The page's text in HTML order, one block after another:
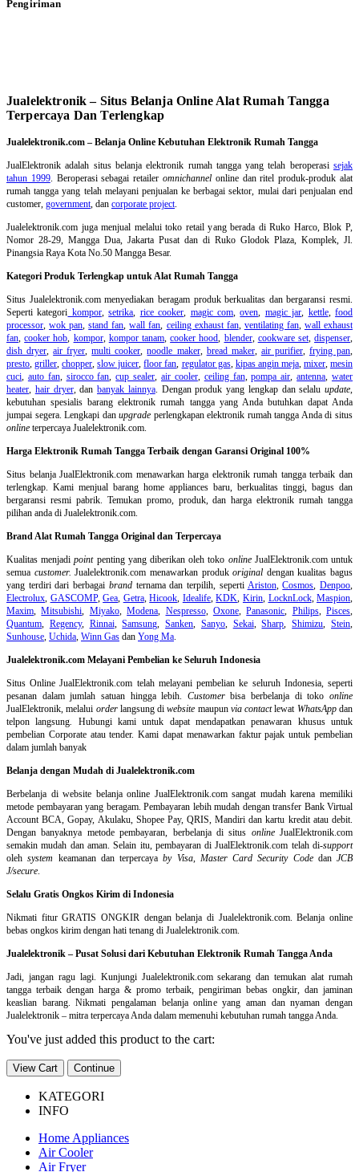
Pengiriman
Jualelektronik – Situs Belanja Online Alat Rumah Tangga
Terpercaya Dan Terlengkap
Jualelektronik.com – Belanja Online Kebutuhan Elektronik Rumah Tangga
JualElektronik adalah situs belanja elektronik rumah tanggayang telah beroperasisejak
tahun 1999. Beroperasi sebagai retaileromnichannel online dan ritel produk-produk alat
rumah tangga yang telah melayani penjualan ke berbagai sektor, mulai dari penjualan end
customer, government, dan corporate project.
Jualelektronik.com juga menjual melalui toko retail yang berada di Ruko Harco, Blok P,
Nomor 28-29, Mangga Dua, Jakarta Pusat dan di Ruko Glodok Plaza, Komplek, Jl.
Pinangsia Raya Kota No.50 Mangga Besar.
Kategori Produk Terlengkap untuk Alat Rumah Tangga
Situs Jualelektronik.com menyediakan beragam produk berkualitas dan bergaransi resmi.
Seperti kategori kompor,setrika, rice cooker, magic com,oven, magic jar, kettle,food
processor,wok pan,stand fan,wall fan, ceiling exhaust fan, ventilating fan, wall exhaust
fan,cooker hob, kompor, kompor tanam,cooker hood, blender, cookware set,dispenser,
dish dryer,air fryer,multi cooker,noodle maker, bread maker, air purifier, frying pan,
presto,griller,chopper,slow juicer,floor fan, regulator gas, kipas angin meja, mixer,mesin
cuci, auto fan, sirocco fan,cup sealer,air cooler, ceiling fan,pompa air,antenna,water
heater, hair dryer, dan banyak lainnya. Dengan produk yang lengkap dan selalu update,
kebutuhan spesialis barang elektronik rumah tangga yang Anda butuhkan dapat Anda
jumpai segera. Lengkapi danupgrade perlengkapan elektronik rumah tangga Anda di situs
online terpercaya Jualelektronik.com.
Harga Elektronik Rumah Tangga Terbaik dengan Garansi Original 100%
Situs belanjaJualElektronik.com menawarkan harga elektronik rumah tangga terbaik dan
terlengkap. Kami menjual barang home appliances baru, berkualitas tinggi, bagus dan
bergaransi resmi pabrik. Temukan promo, produk, dan harga elektronik rumah tangga
pilihan anda di Jualelektronik.com.
Brand Alat Rumah Tangga Original dan Terpercaya
Kualitas menjadipointpenting yang diberikan oleh toko onlineJualElektronik.com untuk
semua customer. Jualelektronik.com menawarkan produkoriginal dengan kualitas bagus
yang terdiri dari berbagai brandternama dan terpilih, seperti Ariston,Cosmos,Denpoo,
Electrolux, GASCOMP,Gea, Getra,Hicook, Idealife,KDK, Kirin, LocknLock,Maspion,
Maxim,Mitsubishi, Miyako,Modena, Nespresso, Oxone,Panasonic, Philips, Pisces,
Quantum, Regency, Rinnai,Samsung,Sanken, Sanyo, Sekai,Sharp,Shimizu,Stein,
Sunhouse, Uchida, Winn Gas dan Yong Ma.
Jualelektronik.com Melayani Pembelian ke Seluruh Indonesia
Situs Online JualElektronik.com telah melayani pembelian ke seluruh Indonesia, seperti
pesanan dalam jumlah satuan hingga lebih. Customerbisa berbelanja di tokoonline
JualElektronik, melalui orderlangsung diwebsite maupun via contactlewat WhatsAppdan
telpon langsung. Hubungi kami untuk dapat mendapatkan penawaran khusus untuk
pembelian Corporate atau tender. Kami dapat menawarkan faktur pajak untuk pembelian
dalam jumlah banyak
Belanja dengan Mudah di Jualelektronik.com
Berbelanja diwebsite belanja online JualElektronik.com sangat mudah karena memiliki
metode pembayaran yang beragam. Pembayaran lebih mudah dengan transfer Bank Virtual
Account BCA, Gopay, Akulaku, Shopee Pay, QRIS, Mandiri dan kartu kredit atau debit.
Dengan banyaknya metode pembayaran, berbelanja di situs onlineJualElektronik.com
semakin mudah dan aman. Selain itu, pembayaran di JualElektronik.com telah di-support
olehsystem keamanan dan terpercayaby Visa, Master Card Security Codedan JCB
J/secure.
Selalu Gratis Ongkos Kirim di Indonesia
Nikmati fitur GRATIS ONGKIR dengan belanja di Jualelektronik.com. Belanja online
bebas ongkos kirim dengan hati tenang di Jualelektronik.com.
Jualelektronik – Pusat Solusi dari Kebutuhan Elektronik Rumah Tangga Anda
Jadi, jangan ragu lagi. Kunjungi Jualelektronik.com sekarang dan temukan alat rumah
tangga terbaik dengan harga & promo terbaik, pengiriman bebas ongkir, dan jaminan
keaslian barang. Nikmati pengalaman belanja online yang aman dan nyaman dengan
Jualelektronik – mitra terpercaya Anda dalam memenuhi kebutuhan rumah tangga Anda.
You've just added this product to the cart:
View Cart Continue
KATEGORI
INFO
Home Appliances
Air Cooler
Air Fryer